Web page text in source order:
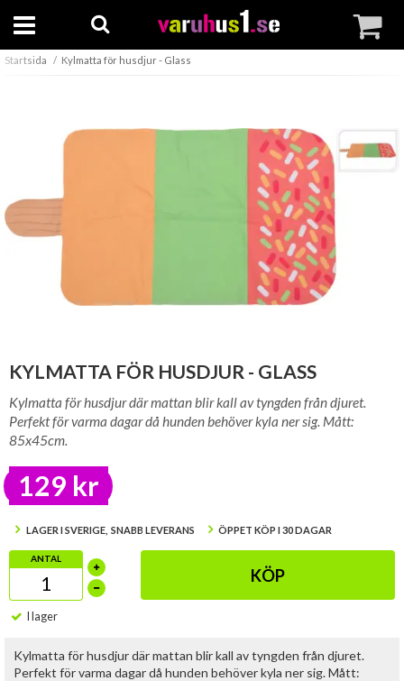
Startsida Kylmatta för husdjur - Glass
KYLMATTA FÖR HUSDJUR - GLASS
Kylmatta för husdjur där mattan blir kall av tyngden från djuret.
Perfekt för varma dagar då hunden behöver kyla ner sig. Mått:
85x45cm.
129 kr
LAGER I SVERIGE, SNABB LEVERANS ÖPPET KÖP I 30 DAGAR
ANTAL
KÖP
I lager
Kylmatta för husdjur där mattan blir kall av tyngden från djuret.
Perfekt för varma dagar då hunden behöver kyla ner sig. Mått: